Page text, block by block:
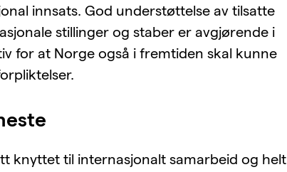
innsats. God understøttelse av tilsatte
stillinger og staber er avgjørende i
for at Norge også i fremtiden skal kunne
knyttet til internasjonalt samarbeid og helt